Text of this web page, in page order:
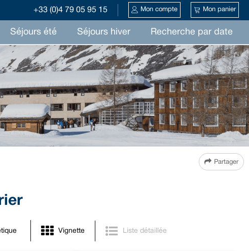
+33 (0)4 79 05 95 15 Mon compte Mon panier
Séjours été Séjours hiver Recherche par date
Partager
Vignette Liste détaillée